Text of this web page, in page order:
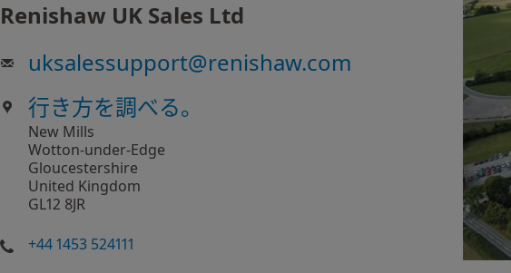
Renishaw UK Sales Ltd
uksalessupport@renishaw.com
行き方を調べる。
New Mills
Wotton-under-Edge
Gloucestershire
United Kingdom
GL12 8JR
+44 1453 524111